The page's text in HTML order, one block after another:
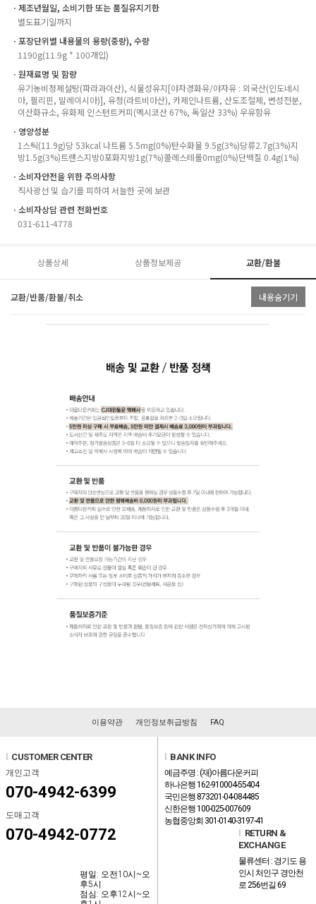
ㆍ제조년월일, 소비기한 또는 품질유지기한
별도표기일까지
ㆍ포장단위별 내용물의 용량(중량), 수량
1190g(11.9g * 100개입)
ㆍ원재료명 및 함량
유기농비정제설탕(파라과이산), 식물성유지[야자경화유/야자유 : 외국산(인도네시
아, 필리핀, 말레이시아)], 유청(라트비아산), 카제인나트륨, 산도조절제, 변성전분,
이산화규소, 유화제 인스턴트커피(멕시코산 67%, 독일산 33%) 우유함유
ㆍ영양성분
1스틱(11.9g)당 53kcal 나트륨 5.5mg(0%)탄수화물 9.5g(3%)당류2.7g(3%)지
방1.5g(3%)트랜스지방0포화지방1g(7%)콜레스테롤0mg(0%)단백질 0.4g(1%)
ㆍ소비자안전을 위한 주의사항
직사광선 및 습기를 피하여 서늘한 곳에 보관
ㆍ소비자상담 관련 전화번호
031-611-4778
상품상세 상품정보제공 교환/환불
교환/반품/환불/취소 내용숨기기
이용약관 개인정보취급방침 FAQ
CUSTOMER CENTER
개인고객
070-4942-6399
도매고객
070-4942-0772
평일: 오전10시~오
후5시
점심: 오후12시~오
BANK INFO
예금주명 : (재)아름다운커피
하나은행 162-910004-55404
국민은행 873201-04-084485
신한은행 100-025-007609
농협중앙회 301-0140-3197-41
RETURN &
EXCHANGE
물류센터 : 경기도 용
인시 처인구 경안천
로 256번길 69